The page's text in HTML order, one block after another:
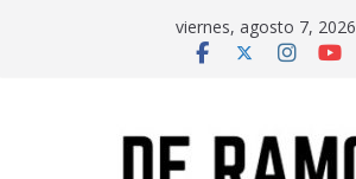
viernes, agosto 7, 2026